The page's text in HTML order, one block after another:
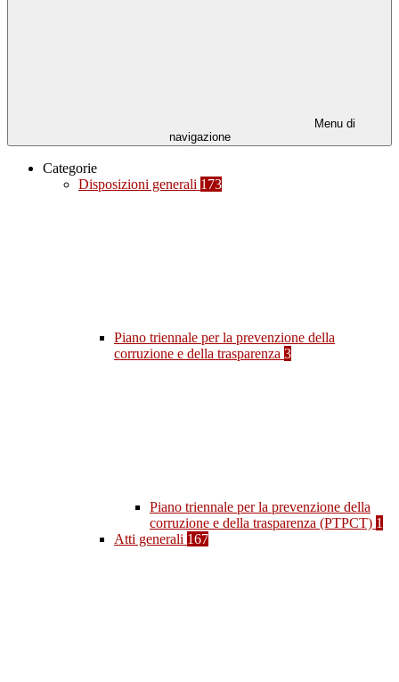
Menu di
navigazione
Categorie
Disposizioni generali 173
Piano triennale per la prevenzione della
corruzione e della trasparenza 3
Piano triennale per la prevenzione della
corruzione e della trasparenza (PTPCT) 1
Atti generali 167